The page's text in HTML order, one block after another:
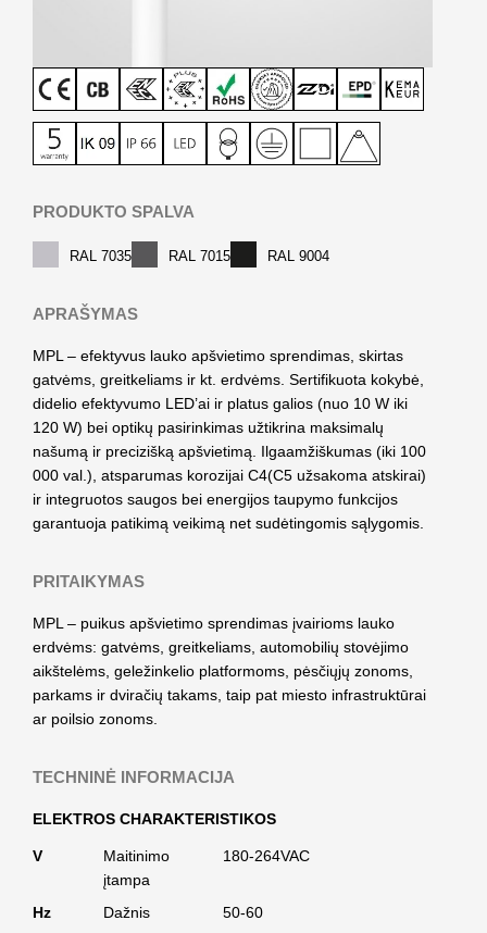
PRODUKTO SPALVA
RAL 7035 RAL 7015 RAL 9004
APRAŠYMAS
MPL – efektyvus lauko apšvietimo sprendimas, skirtas
gatvėms, greitkeliams ir kt. erdvėms. Sertifikuota kokybė,
didelio efektyvumo LED’ai ir platus galios (nuo 10 W iki
120 W) bei optikų pasirinkimas užtikrina maksimalų
našumą ir precizišką apšvietimą. Ilgaamžiškumas (iki 100
000 val.), atsparumas korozijai C4(C5 užsakoma atskirai)
ir integruotos saugos bei energijos taupymo funkcijos
garantuoja patikimą veikimą net sudėtingomis sąlygomis.
PRITAIKYMAS
MPL – puikus apšvietimo sprendimas įvairioms lauko
erdvėms: gatvėms, greitkeliams, automobilių stovėjimo
aikštelėms, geležinkelio platformoms, pėsčiųjų zonoms,
parkams ir dviračių takams, taip pat miesto infrastruktūrai
ar poilsio zonoms.
TECHNINĖ INFORMACIJA
ELEKTROS CHARAKTERISTIKOS
V
Maitinimo
įtampa
180-264VAC
Hz Dažnis
50-60